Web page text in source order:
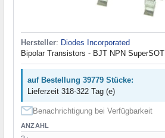
Hersteller: Diodes Incorporated
Bipolar Transistors - BJT NPN SuperSOT
auf Bestellung 39779 Stücke:
Lieferzeit 318-322 Tag (e)
Benachrichtigung bei Verfügbarkeit
ANZAHL